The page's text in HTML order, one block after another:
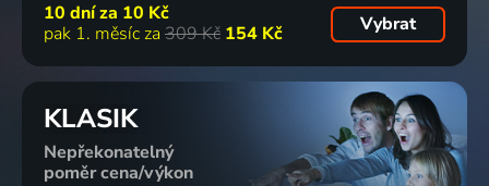
10 dní za 10 Kč
pak 1. měsíc za 309 Kč 154 Kč Vybrat
KLASIK
Nepřekonatelný
poměr cena/výkon